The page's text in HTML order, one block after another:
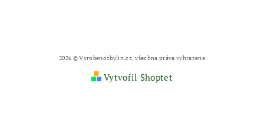
2026 © Vyrobenozbylin.cz, všechna práva vyhrazena
Vytvořil Shoptet